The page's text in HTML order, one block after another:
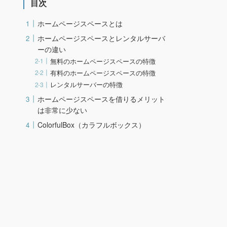
目次
ホームページスペースとは
ホームページスペースとレンタルサーバ
ーの違い
無料のホームページスペースの特徴
有料のホームページスペースの特徴
レンタルサーバーの特徴
ホームページスペースを借りるメリット
は非常に少ない
ColorfulBox（カラフルボックス）